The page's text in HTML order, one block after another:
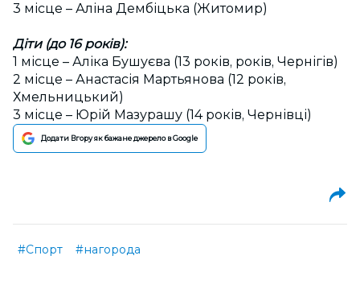
3 місце – Аліна Дембіцька (Житомир)
Діти (до 16 років):
1 місце – Аліка Бушуєва (13 років, років, Чернігів)
2 місце – Анастасія Мартьянова (12 років,
Хмельницький)
3 місце – Юрій Мазурашу (14 років, Чернівці)
Додати Вгору як бажане джерело в Google
#Спорт #нагорода